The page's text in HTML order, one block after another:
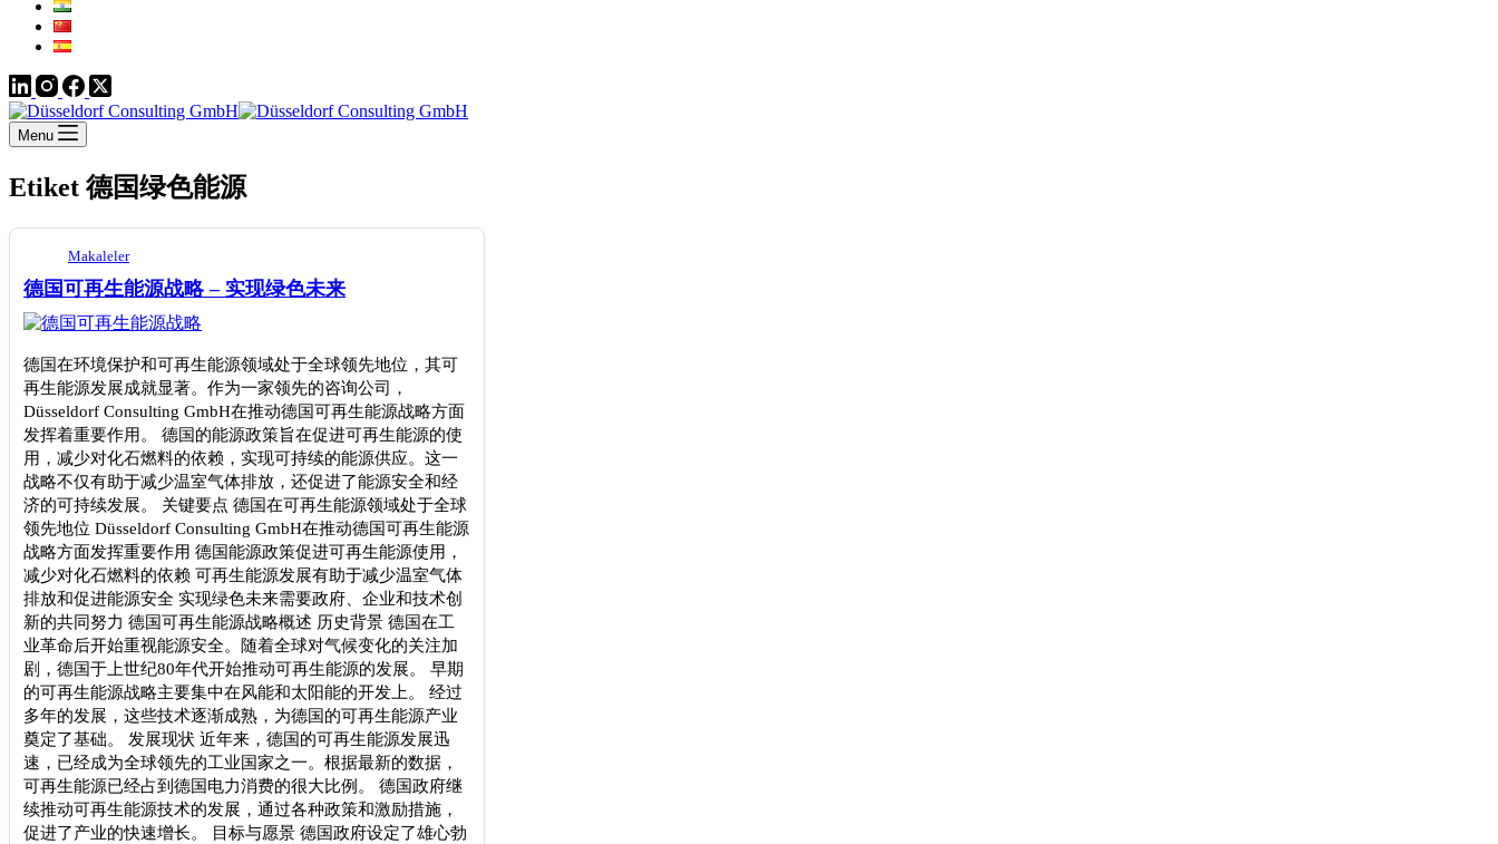
Menu
Etiket 德国绿色能源
Makaleler
德国可再生能源战略 – 实现绿色未来
德国在环境保护和可再生能源领域处于全球领先地位，其可
再生能源发展成就显著。作为一家领先的咨询公司，
Düsseldorf Consulting GmbH在推动德国可再生能源战略方面
发挥着重要作用。 德国的能源政策旨在促进可再生能源的使
用，减少对化石燃料的依赖，实现可持续的能源供应。这一
战略不仅有助于减少温室气体排放，还促进了能源安全和经
济的可持续发展。 关键要点 德国在可再生能源领域处于全球
领先地位 Düsseldorf Consulting GmbH在推动德国可再生能源
战略方面发挥重要作用 德国能源政策促进可再生能源使用，
减少对化石燃料的依赖 可再生能源发展有助于减少温室气体
排放和促进能源安全 实现绿色未来需要政府、企业和技术创
新的共同努力 德国可再生能源战略概述 历史背景 德国在工
业革命后开始重视能源安全。随着全球对气候变化的关注加
剧，德国于上世纪80年代开始推动可再生能源的发展。 早期
的可再生能源战略主要集中在风能和太阳能的开发上。 经过
多年的发展，这些技术逐渐成熟，为德国的可再生能源产业
奠定了基础。 发展现状 近年来，德国的可再生能源发展迅
速，已经成为全球领先的工业国家之一。根据最新的数据，
可再生能源已经占到德国电力消费的很大比例。 德国政府继
续推动可再生能源技术的发展，通过各种政策和激励措施，
促进了产业的快速增长。 目标与愿景 德国政府设定了雄心勃